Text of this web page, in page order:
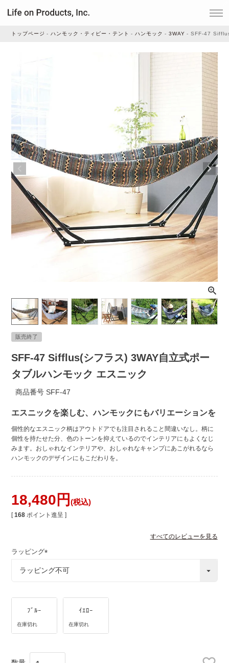
ビューティー
デジタル雑貨
ライト・シーリングファン
アウトレット
トップページ ハンモック・ティピー・テント ハンモック 3WAY SFF-47
販売終了
SFF-47 Sifflus(シフラス) 3WAY自立式ポー
タブルハンモック エスニック
商品番号 SFF-47
エスニックを楽しむ、ハンモックにもバリエーションを
個性的なエスニック柄はアウトドアでも注目されること間違いなし。柄に
個性を持たせた分、色のトーンを抑えているのでインテリアにもよくなじ
みます。おしゃれなインテリアや、おしゃれなキャンプにあこがれるなら
ハンモックのデザインにもこだわりを。
18,480 税込
[ 168 ポイント進呈 ]
すべてのレビューを見る
ラッピング
必
ﾌﾞﾙｰ
在庫切れ
ｲｴﾛｰ
在庫切れ